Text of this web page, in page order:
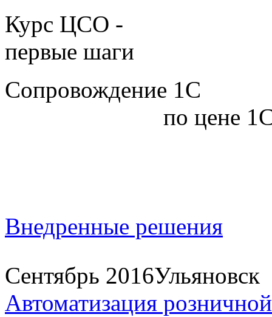
Курс ЦСО -
первые шаги
Сопровождение 1С
по цене
Внедренные решения
Сентябрь 2016Ульяновск
Автоматизация